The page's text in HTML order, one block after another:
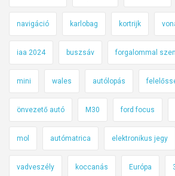
navigáció karlobag kortrijk
iaa 2024 buszsáv forgalommal
mini wales autólopás
önvezető autó M30 ford focus
mol autómatrica elektronikus jegy
vadveszély koccanás Európa